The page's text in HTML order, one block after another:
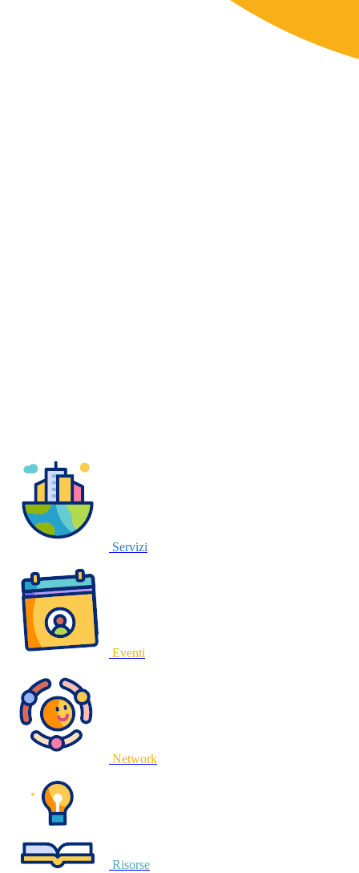
Servizi
Eventi
Network
Risorse